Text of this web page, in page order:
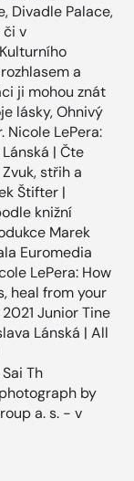
Divadle Palace,
či v
a
ji mohou znát
lásky, Ohnivý
Nicole LePera:
Lánská | Čte
střih a
Štifter |
knižní
Marek
Euromedia
LePera: How
heal from your
Junior Tine
Lánská | All
Th
by
a. s. - v